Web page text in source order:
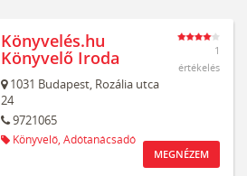
Könyvelés.hu
Könyvelő Iroda
1031 Budapest, Rozália utca
24
9721065
Könyvelő, Adótanácsadó
1
értékelés
MEGNÉZEM